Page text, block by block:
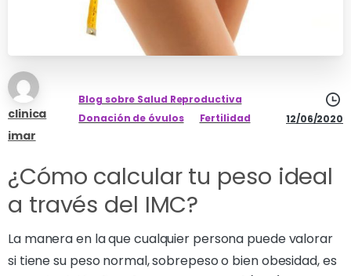
clinica
imar
Blog sobre Salud Reproductiva
Donación de óvulos
Fertilidad 12/06/2020
¿Cómo calcular tu peso ideal
a través del IMC?
La manera en la que cualquier persona puede valorar
si tiene su peso normal, sobrepeso o bien obesidad, es